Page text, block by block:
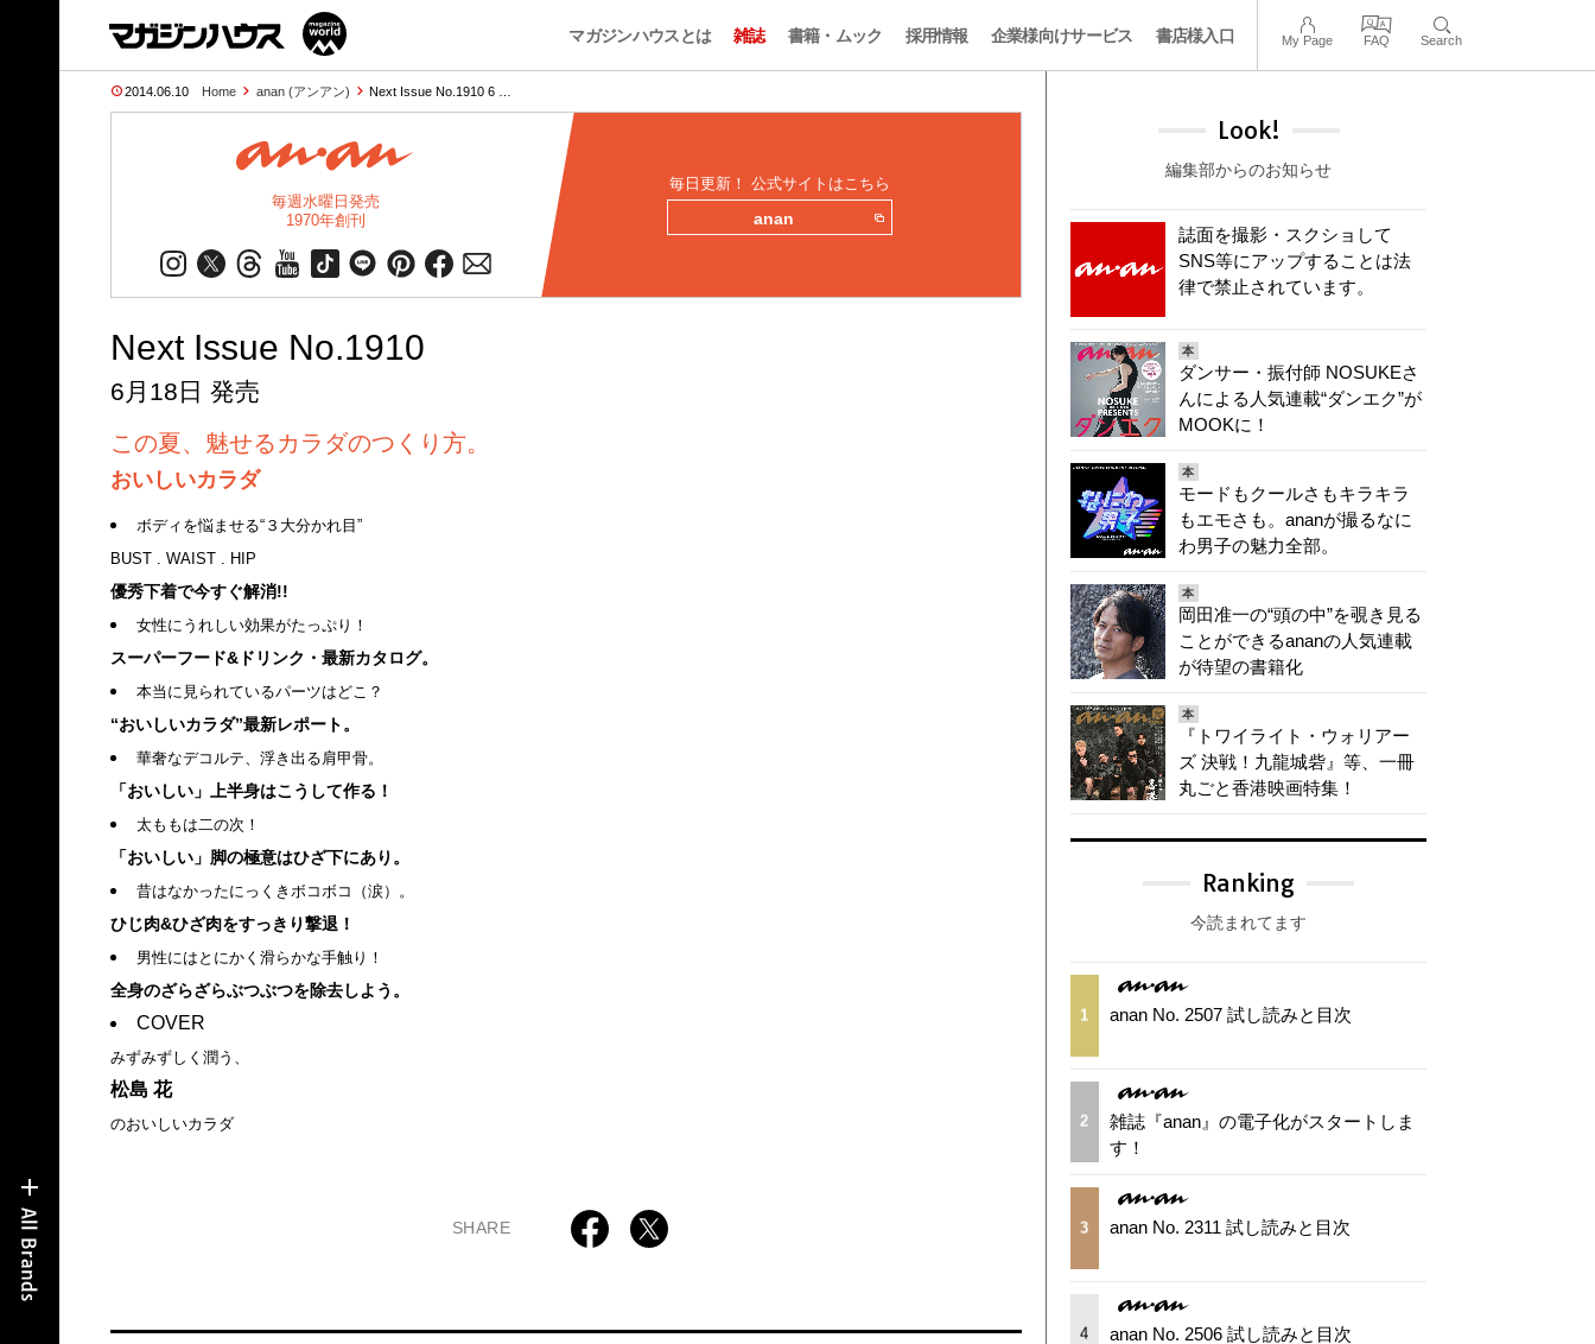
マガジンハウスとは 雑誌 書籍・ムック 採用情報 企業様向けサービス 書店様入口 My Page FAQ Search
2014.06.10 Home anan (アンアン) Next Issue No.1910 6 …
毎週水曜日発売
1970年創刊
毎日更新！ 公式サイトはこちら
anan
Next Issue No.1910
6月18日 発売
この夏、魅せるカラダのつくり方。
おいしいカラダ
ボディを悩ませる“３大分かれ目”
BUST . WAIST . HIP
優秀下着で今すぐ解消!!
女性にうれしい効果がたっぷり！
スーパーフード&ドリンク・最新カタログ。
本当に見られているパーツはどこ？
“おいしいカラダ”最新レポート。
華奢なデコルテ、浮き出る肩甲骨。
「おいしい」上半身はこうして作る！
太ももは二の次！
「おいしい」脚の極意はひざ下にあり。
昔はなかったにっくきボコボコ（涙）。
ひじ肉&ひざ肉をすっきり撃退！
男性にはとにかく滑らかな手触り！
全身のざらざらぶつぶつを除去しよう。
COVER
みずみずしく潤う、
松島 花
のおいしいカラダ
SHARE
Look!
編集部からのお知らせ
誌面を撮影・スクショして
SNS等にアップすることは法
律で禁止されています。
本
ダンサー・振付師 NOSUKEさ
んによる人気連載“ダンエク”が
MOOKに！
本
モードもクールさもキラキラ
もエモさも。ananが撮るなに
わ男子の魅力全部。
本
岡田准一の“頭の中”を覗き見る
ことができるananの人気連載
が待望の書籍化
本
『トワイライト・ウォリアー
ズ 決戦！九龍城砦』等、一冊
丸ごと香港映画特集！
Ranking
今読まれてます
1 anan No. 2507 試し読みと目次
2
雑誌『anan』の電子化がスタートしま
す！
3 anan No. 2311 試し読みと目次
4 anan No. 2506 試し読みと目次